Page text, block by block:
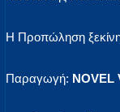
Η Προπώληση
Παραγωγή: NOVEL